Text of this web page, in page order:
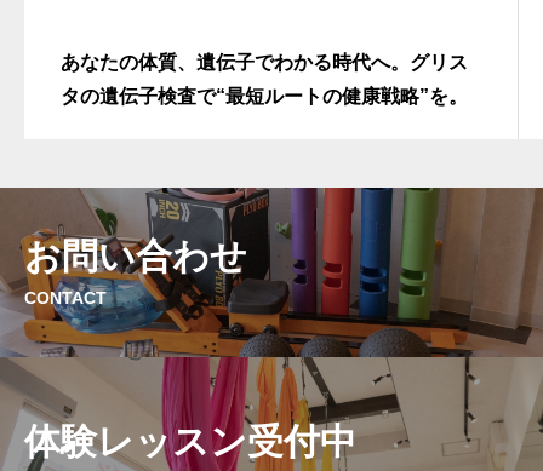
あなたの体質、遺伝子でわかる時代へ。グリス
タの遺伝子検査で“最短ルートの健康戦略”を。
お問い合わせ
CONTACT
体験レッスン受付中